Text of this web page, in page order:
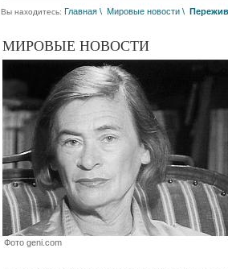
Вы находитесь: Главная \ Мировые новости \
МИРОВЫЕ НОВОСТИ
Фото geni.com